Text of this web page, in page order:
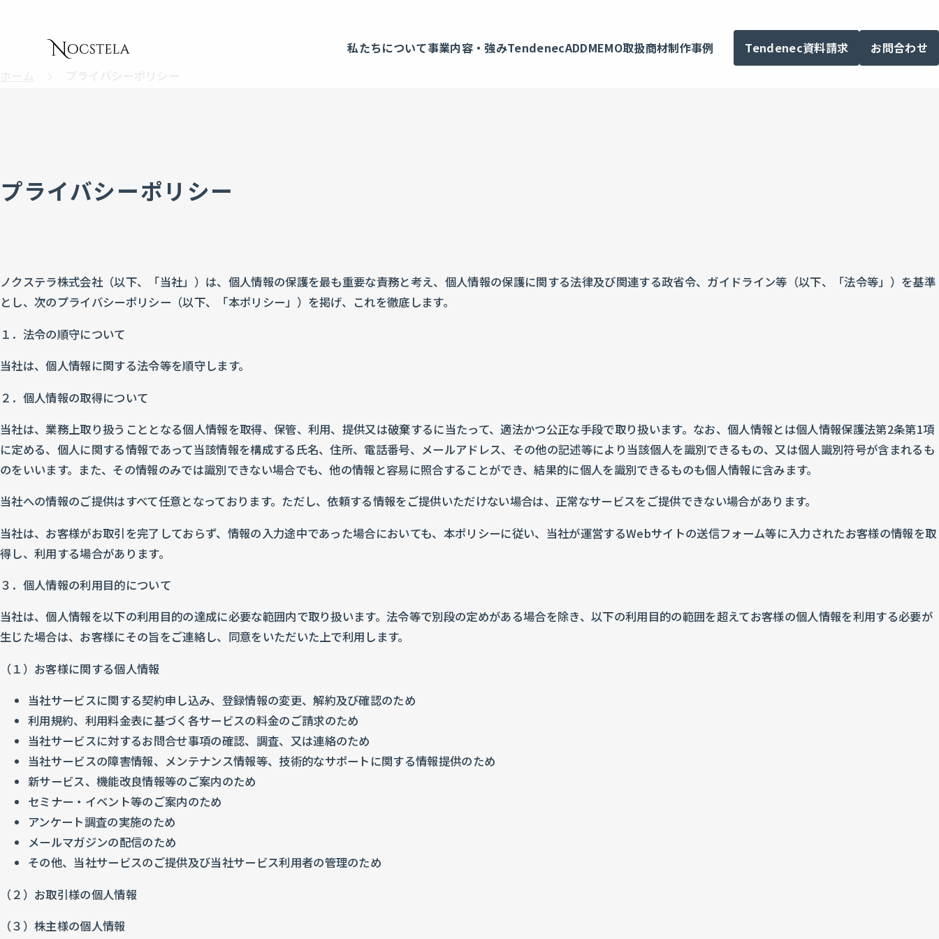
私たちについて事業内容・強みTendenecADDMEMO取扱商材制作事例 Tendenec資料請求
お問合わせ
プライバシーポリシー
ノクステラ株式会社（以下、「当社」）は、個人情報の保護を最も重要な責務と考え、個人情報の保護に関する法律及び関連する政省令、ガイドライン等（以下、「法令等」）を基準
とし、次のプライバシーポリシー（以下、「本ポリシー」）を掲げ、これを徹底します。
１．法令の順守について
当社は、個人情報に関する法令等を順守します。
２．個人情報の取得について
当社は、業務上取り扱うこととなる個人情報を取得、保管、利用、提供又は破棄するに当たって、適法かつ公正な手段で取り扱います。なお、個人情報とは個人情報保護法第2条第1項
に定める、個人に関する情報であって当該情報を構成する氏名、住所、電話番号、メールアドレス、その他の記述等により当該個人を識別できるもの、又は個人識別符号が含まれるも
のをいいます。また、その情報のみでは識別できない場合でも、他の情報と容易に照合することができ、結果的に個人を識別できるものも個人情報に含みます。
当社への情報のご提供はすべて任意となっております。ただし、依頼する情報をご提供いただけない場合は、正常なサービスをご提供できない場合があります。
当社は、お客様がお取引を完了しておらず、情報の入力途中であった場合においても、本ポリシーに従い、当社が運営するWebサイトの送信フォーム等に入力されたお客様の情報を取
得し、利用する場合があります。
３．個人情報の利用目的について
当社は、個人情報を以下の利用目的の達成に必要な範囲内で取り扱います。法令等で別段の定めがある場合を除き、以下の利用目的の範囲を超えてお客様の個人情報を利用する必要が
生じた場合は、お客様にその旨をご連絡し、同意をいただいた上で利用します。
（１）お客様に関する個人情報
当社サービスに関する契約申し込み、登録情報の変更、解約及び確認のため
利用規約、利用料金表に基づく各サービスの料金のご請求のため
当社サービスに対するお問合せ事項の確認、調査、又は連絡のため
当社サービスの障害情報、メンテナンス情報等、技術的なサポートに関する情報提供のため
新サービス、機能改良情報等のご案内のため
セミナー・イベント等のご案内のため
アンケート調査の実施のため
メールマガジンの配信のため
その他、当社サービスのご提供及び当社サービス利用者の管理のため
（２）お取引様の個人情報
（３）株主様の個人情報